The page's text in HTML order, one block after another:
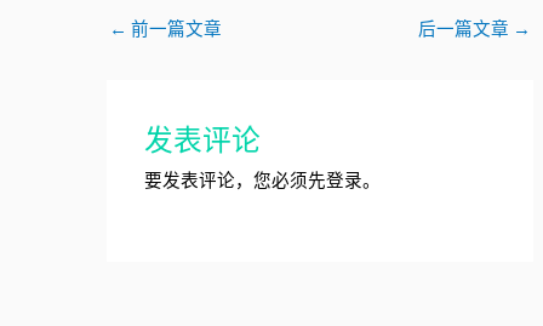
← 前一篇文章 后一篇文章 →
发表评论
要发表评论，您必须先登录。